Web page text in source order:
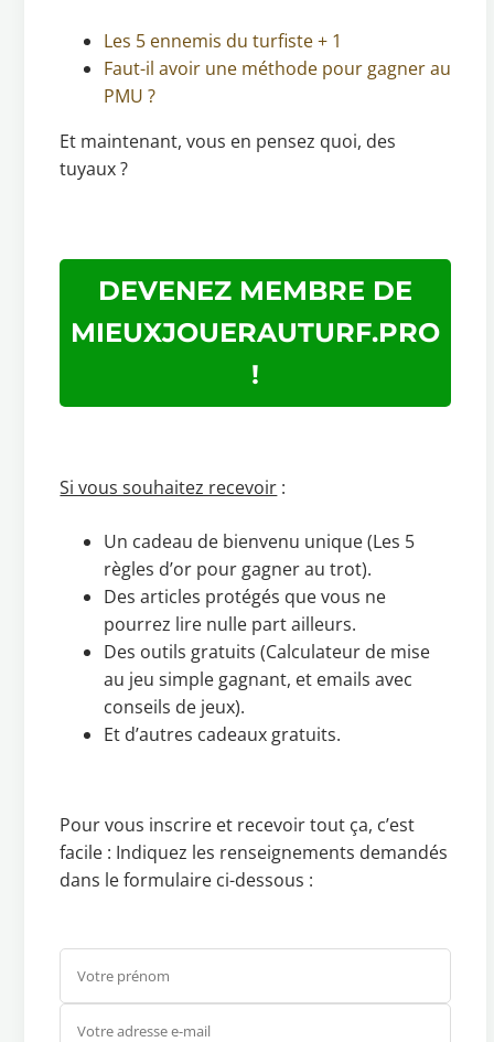
Les 5 ennemis du turfiste + 1
Faut-il avoir une méthode pour gagner au
PMU ?
Et maintenant, vous en pensez quoi, des
tuyaux ?
DEVENEZ MEMBRE DE
MIEUXJOUERAUTURF.PRO
!
Si vous souhaitez recevoir :
Un cadeau de bienvenu unique (Les 5
règles d’or pour gagner au trot).
Des articles protégés que vous ne
pourrez lire nulle part ailleurs.
Des outils gratuits (Calculateur de mise
au jeu simple gagnant, et emails avec
conseils de jeux).
Et d’autres cadeaux gratuits.
Pour vous inscrire et recevoir tout ça, c’est
facile : Indiquez les renseignements demandés
dans le formulaire ci-dessous :